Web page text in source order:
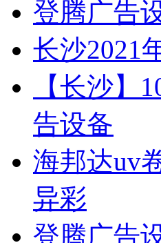
登腾广告
长沙2021
【长沙】
告设备
海邦达uv
异彩
登腾广告